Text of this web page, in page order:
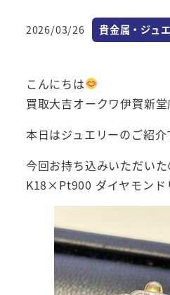
投稿日
2026/03/26 カテゴリー
貴金属・ジュ
こんにちは
買取大吉オークワ伊賀新堂
本日はジュエリーのご紹介
今回お持ち込みいただいた
K18×Pt900 ダイヤモンド